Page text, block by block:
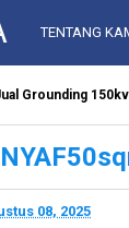
TENTANG
Grounding
08, 2025